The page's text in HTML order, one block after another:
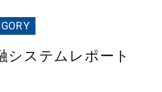
システムレポート